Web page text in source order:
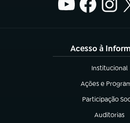
Acesso à
Institucional
(abre em
Ações e
(abre em nova
Participação
(abre em nova
Auditorias
(abre em